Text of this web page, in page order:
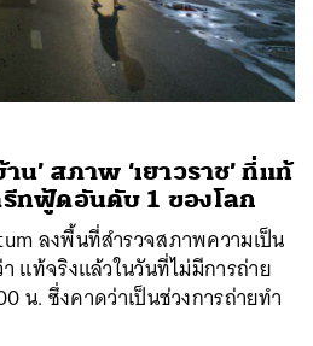
น’ สภาพ ‘เยาวราช’ ที่แท้
รีทฟู้ดอันดับ 1 ของโลก
ลงพื้นที่สำรวจสภาพความเป็น
แท้จริงแล้วในวันที่ไม่มีการถ่าย
น. ซึ่งคาดว่าเป็นช่วงการถ่ายทำ